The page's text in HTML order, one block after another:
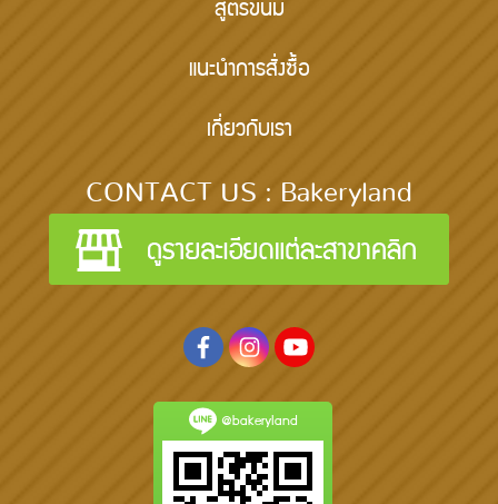
สูตรขนม
แนะนำการสั่งซื้อ
เกี่ยวกับเรา
CONTACT US : Bakeryland
@bakeryland